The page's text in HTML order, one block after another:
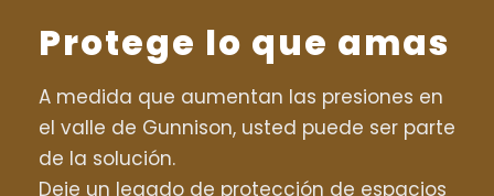
Protege lo que amas
A medida que aumentan las presiones en
el valle de Gunnison, usted puede ser parte
de la solución.
Deje un legado de protección de espacios